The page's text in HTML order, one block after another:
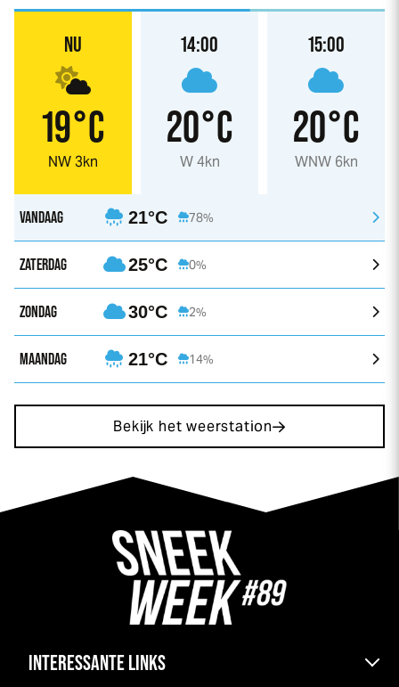
NU
19°C
NW 3kn
14:00
20°C
W 4kn
15:00
20°C
WNW 6kn
VANDAAG 21°C 78%
ZATERDAG 25°C 0%
ZONDAG 30°C 2%
MAANDAG 21°C 14%
Bekijk het weerstation
INTERESSANTE LINKS